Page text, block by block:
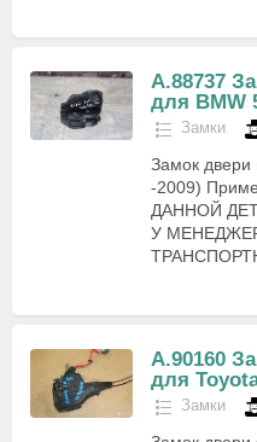
А.88737
для BMW
Замки
Замок двери
-2009)
ДАННОЙ
У
А.90160
для
Замки